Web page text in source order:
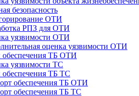
безопасность
ОТИ
РПЗ для ОТИ
уязвимости ОТИ
оценка уязвимости ОТИ
обеспечения ТБ ОТИ
уязвимости ТС
ТБ ТС
обеспечения ТБ ОТИ
обеспечения ТБ ТС